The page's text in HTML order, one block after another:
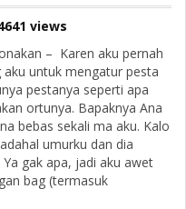
views
– Karen aku pernah
untuk mengatur pesta
pestanya seperti apa
ortunya. Bapaknya Ana
bebas sekali ma aku. Kalo
umurku dan dia
gak apa, jadi aku awet
bag (termasuk